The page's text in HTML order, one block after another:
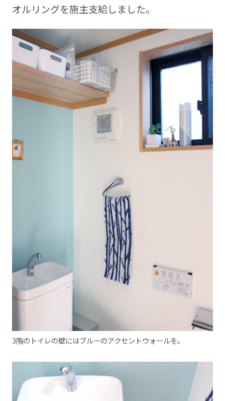
オルリングを施主支給しました。
3階のトイレの壁にはブルーのアクセントウォールを。